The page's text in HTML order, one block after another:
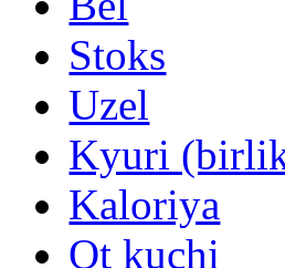
Stoks
Uzel
Kyuri
Kaloriya
Ot kuchi